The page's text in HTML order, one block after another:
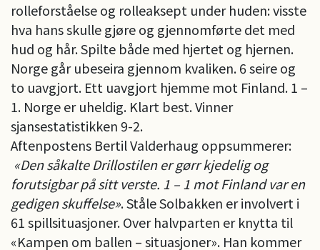
rolleforståelse og rolleaksept under huden: visste
hva hans skulle gjøre og gjennomførte det med
hud og hår. Spilte både med hjertet og hjernen.
Norge går ubeseira gjennom kvaliken. 6 seire og
to uavgjort. Ett uavgjort hjemme mot Finland. 1 –
1. Norge er uheldig. Klart best. Vinner
sjansestatistikken 9-2.
Aftenpostens Bertil Valderhaug oppsummerer:
«Den såkalte Drillostilen er gørr kjedelig og
forutsigbar på sitt verste. 1 – 1 mot Finland var en
gedigen skuffelse». Ståle Solbakken er involvert i
61 spillsituasjoner. Over halvparten er knytta til
«Kampen om ballen – situasjoner». Han kommer